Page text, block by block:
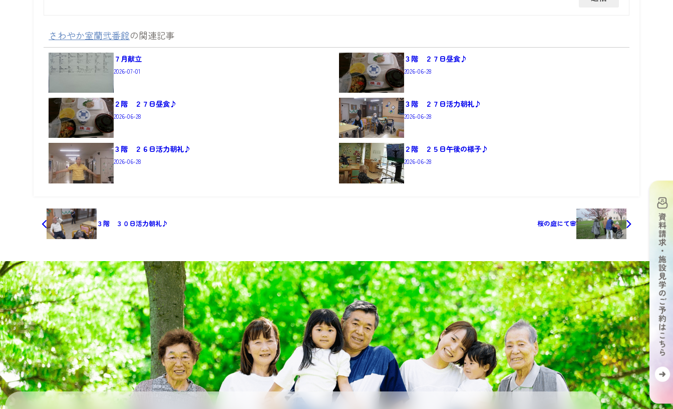
さわやか室蘭弐番館の関連記事
７月献立
2026-07-01
３階 ２７日昼食♪
2026-06-28
２階 ２７日昼食♪
2026-06-28
３階 ２７日活力朝礼♪
2026-06-28
３階 ２６日活力朝礼♪
2026-06-28
２階 ２５日午後の様子♪
2026-06-28
３階 ３０日活力朝礼♪ 桜の庭にて🌸